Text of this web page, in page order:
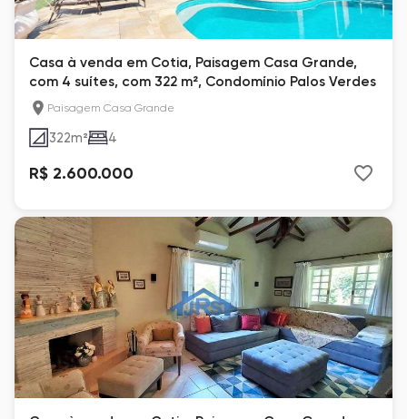
Casa à venda em Cotia, Paisagem Casa Grande,
com 4 suítes, com 322 m², Condomínio Palos Verdes
Paisagem Casa Grande
322m² 4
R$ 2.600.000